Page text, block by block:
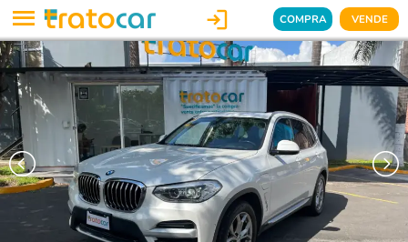
 COMPRA VENDE